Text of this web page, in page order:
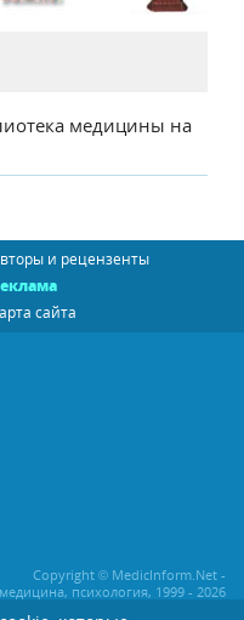
медицины на
и рецензенты
сайта
Copyright © MedicInform.Net -
медицина, психология, 1999 - 2026